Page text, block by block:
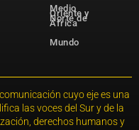
Medio
Oriente y
Norte de
África
Mundo
cuyo eje es una
las voces del Sur y de la
derechos humanos y